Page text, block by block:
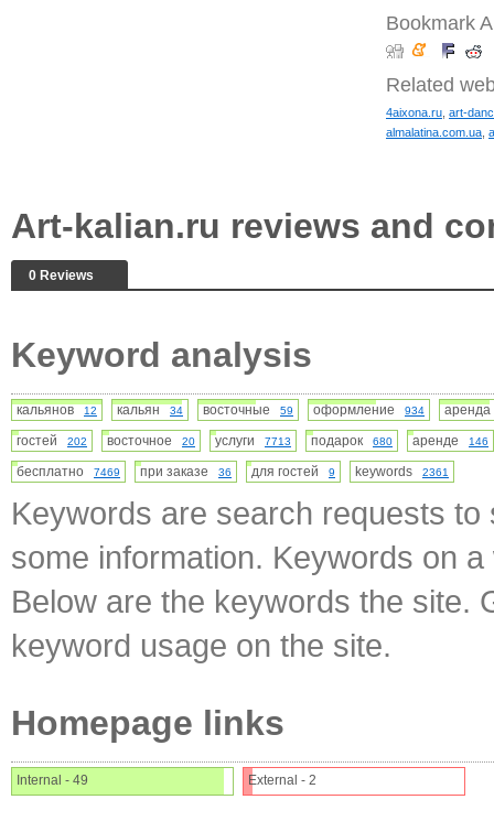
Bookmark
Related
4aixona.ru art-
almalatina.com.ua
Art-kalian.ru reviews and
0 Reviews
Keyword analysis
кальянов 12 кальян 34 восточные 59 оформление 934
гостей
202 восточное 20 услуги 7713 подарок 680 аренде 146
бесплатно 7469 при заказе 36 для гостей 9 keywords 2361
Keywords are search requests
some information. Keywords on
Below are the keywords the site.
keyword usage on the site.
Homepage links
Internal - 49 External - 2